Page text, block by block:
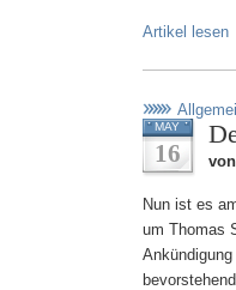
Artikel lesen
MAY
16
Nun ist es
um Thomas